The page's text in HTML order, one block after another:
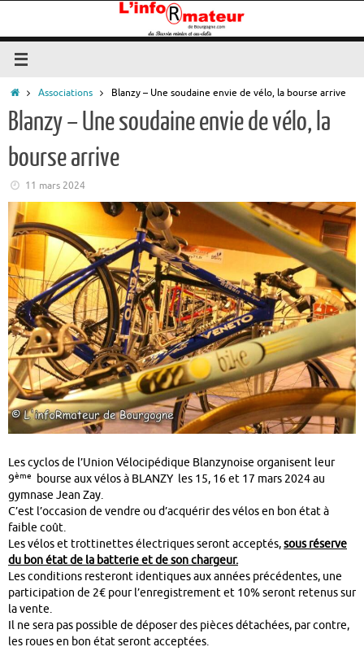
contenu
Accueil
Associations Blanzy – Une soudaine envie de vélo, la bourse arrive
Blanzy – Une soudaine envie de vélo, la
bourse arrive
11 mars 2024
Les cyclos de l’Union Vélocipédique Blanzynoise organisent leur
9ème
bourse aux vélos à BLANZY les 15, 16 et 17 mars 2024 au
gymnase Jean Zay.
C’est l’occasion de vendre ou d’acquérir des vélos en bon état à
faible coût.
Les vélos et trottinettes électriques seront acceptés,sous réserve
du bon état de la batterie et de son chargeur.
Les conditions resteront identiques aux années précédentes, une
participation de 2€ pour l’enregistrement et 10% seront retenus sur
la vente.
Il ne sera pas possible de déposer des pièces détachées, par contre,
les roues en bon état seront acceptées.